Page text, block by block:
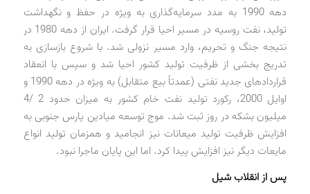
دهه 1990 به مدد سرمایه‌گذاری به ویژه در حفظ و نگهداشت
تولید، نفت روسیه در مسیر احیا قرار گرفت. ایران از دهه 1980 در
نتیجه جنگ و تحریم، وارد مسیر نزولی شد. با شروع بازسازی به
تدریج بخشی از ظرفیت تولید کشور احیا شد و سپس با انعقاد
قراردادهای جدید نفتی (عمدتاً بیع متقابل) به ویژه در دهه 1990 و
اوایل 2000، رکورد تولید نفت خام کشور به میزان حدود 2 /4
میلیون بشکه در روز ثبت شد. موج توسعه میادین پارس جنوبی به
افزایش ظرفیت تولید میعانات نیز انجامید و همزمان تولید انواع
مایعات دیگر نیز افزایش پیدا کرد. اما این پایان ماجرا نبود.
پس از انقلاب شیل